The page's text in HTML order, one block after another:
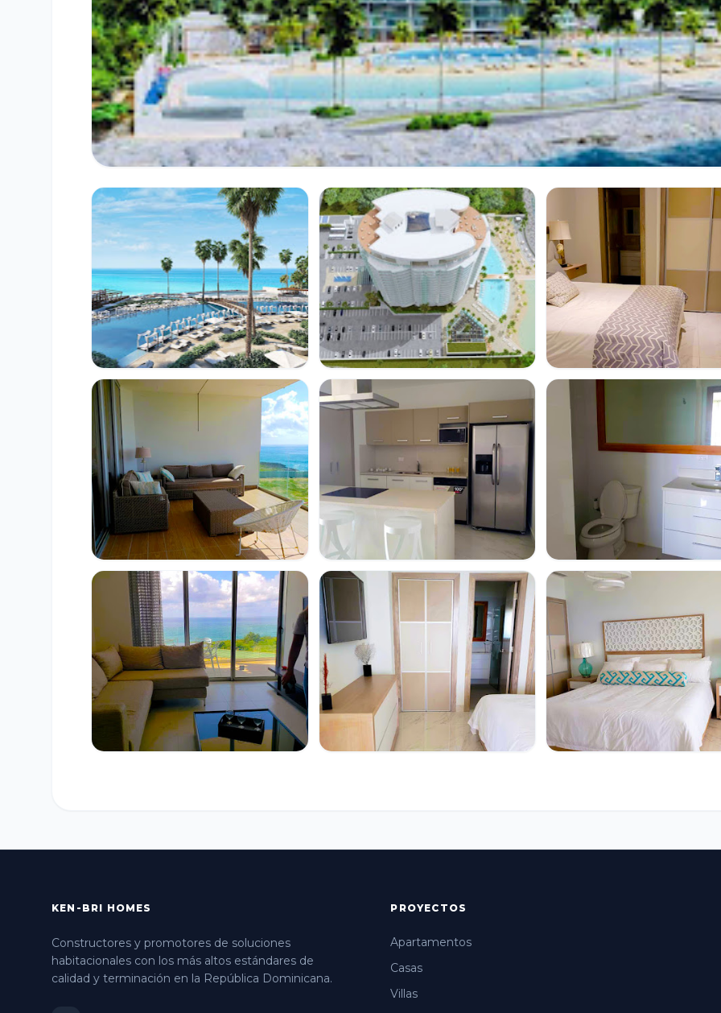
KEN-BRI HOMES
Constructores y promotores de soluciones
habitacionales con los más altos estándares de
calidad y terminación en la República Dominicana.
PROYECTOS
Apartamentos
Casas
Villas